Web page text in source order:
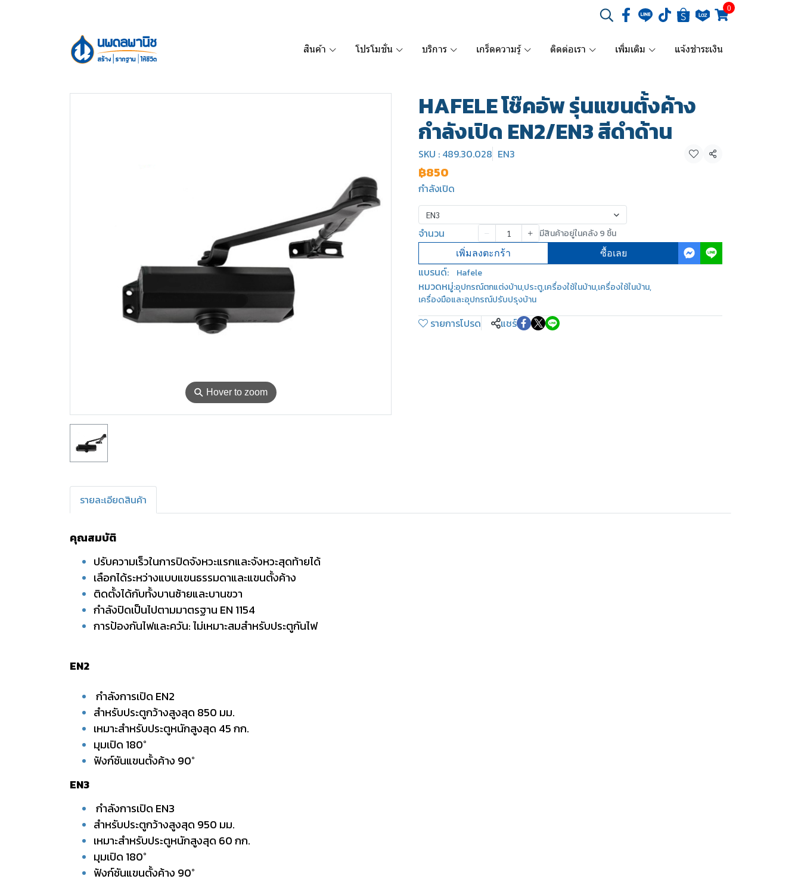
0
สินค้า โปรโมชั่น บริการ เกร็ดความรู้ ติดต่อเรา เพิ่มเติม แจ้งชำระเงิน
⚲ Hover to zoom
HAFELE โช๊คอัพ รุ่นแขนตั้งค้าง
กำลังเปิด EN2/EN3 สีดำด้าน
SKU : 489.30.028 EN3 แชร์
฿850
กำลังเปิด
EN3
จำนวน มีสินค้าอยู่ในคลัง 9 ชิ้น
เพิ่มลงตะกร้า ซื้อเลย
แบรนด์: Hafele
หมวดหมู่:อุปกรณ์ตกแต่งบ้าน,ประตู,เครื่องใช้ในบ้าน,เครื่องใช้ในบ้าน,
เครื่องมือและอุปกรณ์ปรับปรุงบ้าน
รายการโปรด แชร์
รายละเอียดสินค้า
คุณสมบัติ
ปรับความเร็วในการปิดจังหวะแรกและจังหวะสุดท้ายได้
เลือกได้ระหว่างแบบแขนธรรมดาและแขนตั้งค้าง
ติดตั้งได้กับทั้งบานซ้ายและบานขวา
กำลังปิดเป็นไปตามมาตรฐาน EN 1154
การป้องกันไฟและควัน: ไม่เหมาะสมสำหรับประตูกันไฟ
EN2
กำลังการเปิด EN2
สำหรับประตูกว้างสูงสุด 850 มม.
เหมาะสำหรับประตูหนักสูงสุด 45 กก.
มุมเปิด 180°
ฟังก์ชันแขนตั้งค้าง 90°
EN3
กำลังการเปิด EN3
สำหรับประตูกว้างสูงสุด 950 มม.
เหมาะสำหรับประตูหนักสูงสุด 60 กก.
มุมเปิด 180°
ฟังก์ชันแขนตั้งค้าง 90°